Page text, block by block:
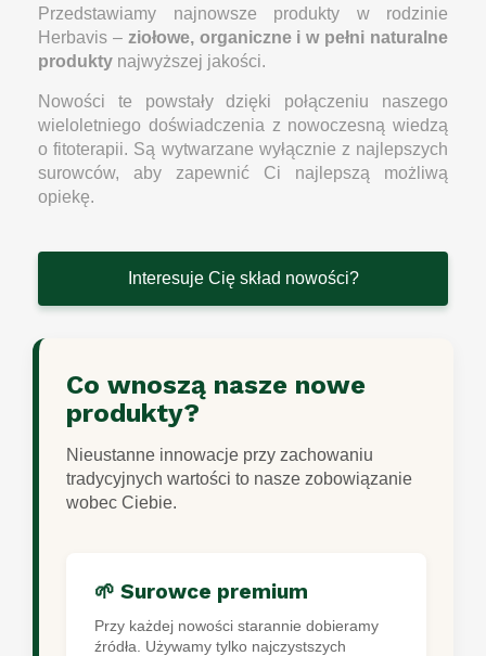
Przedstawiamy najnowsze produkty w rodzinie
Herbavis – ziołowe, organiczne i w pełni naturalne
produkty najwyższej jakości.
Nowości te powstały dzięki połączeniu naszego
wieloletniego doświadczenia z nowoczesną wiedzą
o fitoterapii. Są wytwarzane wyłącznie z najlepszych
surowców, aby zapewnić Ci najlepszą możliwą
opiekę.
Interesuje Cię skład nowości?
Co wnoszą nasze nowe
produkty?
Nieustanne innowacje przy zachowaniu
tradycyjnych wartości to nasze zobowiązanie
wobec Ciebie.
🌱 Surowce premium
Przy każdej nowości starannie dobieramy
źródła. Używamy tylko najczystszych